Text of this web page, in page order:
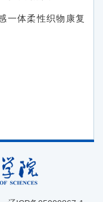
一体柔性织物康复